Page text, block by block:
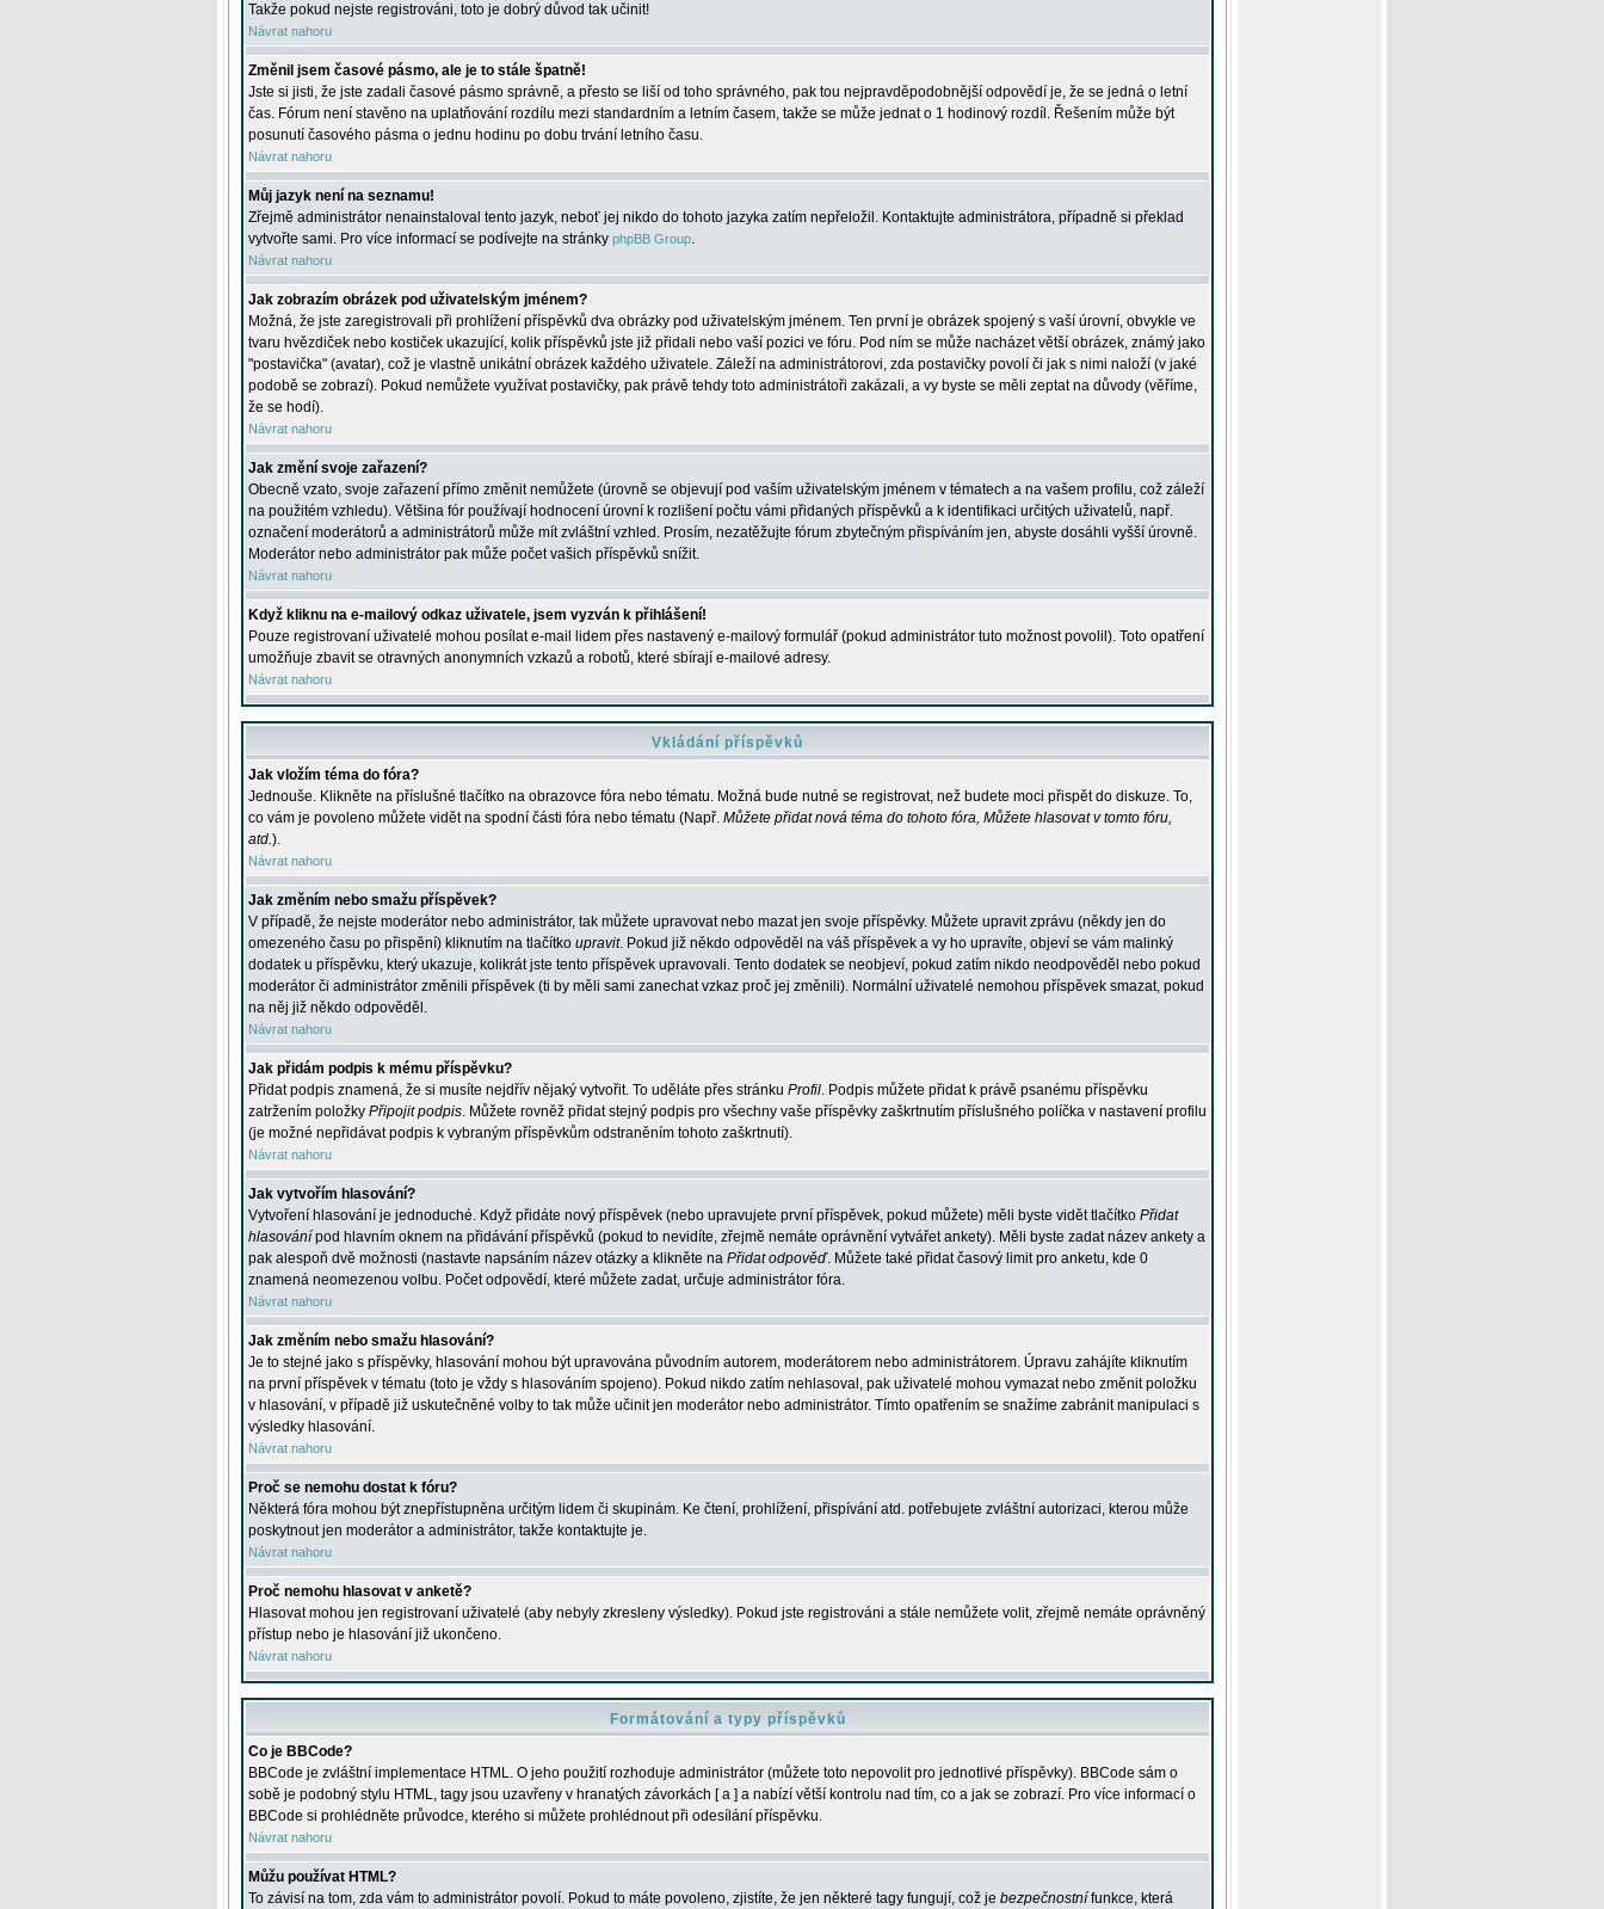
Takže pokud nejste registrováni, toto je dobrý důvod tak učinit!
Návrat nahoru
Změnil jsem časové pásmo, ale je to stále špatně!
Jste si jisti, že jste zadali časové pásmo správně, a přesto se liší od toho správného, pak tou nejpravděpodobnější odpovědí je, že se jedná o letní
čas. Fórum není stavěno na uplatňování rozdílu mezi standardním a letním časem, takže se může jednat o 1 hodinový rozdíl. Řešením může být
posunutí časového pásma o jednu hodinu po dobu trvání letního času.
Návrat nahoru
Můj jazyk není na seznamu!
Zřejmě administrátor nenainstaloval tento jazyk, neboť jej nikdo do tohoto jazyka zatím nepřeložil. Kontaktujte administrátora, případně si překlad
vytvořte sami. Pro více informací se podívejte na stránky phpBB Group.
Návrat nahoru
Jak zobrazím obrázek pod uživatelským jménem?
Možná, že jste zaregistrovali při prohlížení příspěvků dva obrázky pod uživatelským jménem. Ten první je obrázek spojený s vaší úrovní, obvykle ve
tvaru hvězdiček nebo kostiček ukazující, kolik příspěvků jste již přidali nebo vaší pozici ve fóru. Pod ním se může nacházet větší obrázek, známý jako
"postavička" (avatar), což je vlastně unikátní obrázek každého uživatele. Záleží na administrátorovi, zda postavičky povolí či jak s nimi naloží (v jaké
podobě se zobrazí). Pokud nemůžete využívat postavičky, pak právě tehdy toto administrátoři zakázali, a vy byste se měli zeptat na důvody (věříme,
že se hodí).
Návrat nahoru
Jak změní svoje zařazení?
Obecně vzato, svoje zařazení přímo změnit nemůžete (úrovně se objevují pod vaším uživatelským jménem v tématech a na vašem profilu, což záleží
na použitém vzhledu). Většina fór používají hodnocení úrovní k rozlišení počtu vámi přidaných příspěvků a k identifikaci určitých uživatelů, např.
označení moderátorů a administrátorů může mít zvláštní vzhled. Prosím, nezatěžujte fórum zbytečným přispíváním jen, abyste dosáhli vyšší úrovně.
Moderátor nebo administrátor pak může počet vašich příspěvků snížit.
Návrat nahoru
Když kliknu na e-mailový odkaz uživatele, jsem vyzván k přihlášení!
Pouze registrovaní uživatelé mohou posílat e-mail lidem přes nastavený e-mailový formulář (pokud administrátor tuto možnost povolil). Toto opatření
umožňuje zbavit se otravných anonymních vzkazů a robotů, které sbírají e-mailové adresy.
Návrat nahoru
Vkládání příspěvků
Jak vložím téma do fóra?
Jednouše. Klikněte na příslušné tlačítko na obrazovce fóra nebo tématu. Možná bude nutné se registrovat, než budete moci přispět do diskuze. To,
co vám je povoleno můžete vidět na spodní části fóra nebo tématu (Např. Můžete přidat nová téma do tohoto fóra, Můžete hlasovat v tomto fóru,
atd.).
Návrat nahoru
Jak změním nebo smažu příspěvek?
V případě, že nejste moderátor nebo administrátor, tak můžete upravovat nebo mazat jen svoje příspěvky. Můžete upravit zprávu (někdy jen do
omezeného času po přispění) kliknutím na tlačítko upravit. Pokud již někdo odpověděl na váš příspěvek a vy ho upravíte, objeví se vám malinký
dodatek u příspěvku, který ukazuje, kolikrát jste tento příspěvek upravovali. Tento dodatek se neobjeví, pokud zatím nikdo neodpověděl nebo pokud
moderátor či administrátor změnili příspěvek (ti by měli sami zanechat vzkaz proč jej změnili). Normální uživatelé nemohou příspěvek smazat, pokud
na něj již někdo odpověděl.
Návrat nahoru
Jak přidám podpis k mému příspěvku?
Přidat podpis znamená, že si musíte nejdřív nějaký vytvořit. To uděláte přes stránku Profil. Podpis můžete přidat k právě psanému příspěvku
zatržením položky Připojit podpis. Můžete rovněž přidat stejný podpis pro všechny vaše příspěvky zaškrtnutím příslušného políčka v nastavení profilu
(je možné nepřidávat podpis k vybraným příspěvkům odstraněním tohoto zaškrtnutí).
Návrat nahoru
Jak vytvořím hlasování?
Vytvoření hlasování je jednoduché. Když přidáte nový příspěvek (nebo upravujete první příspěvek, pokud můžete) měli byste vidět tlačítko Přidat
hlasování pod hlavním oknem na přidávání příspěvků (pokud to nevidíte, zřejmě nemáte oprávnění vytvářet ankety). Měli byste zadat název ankety a
pak alespoň dvě možnosti (nastavte napsáním název otázky a klikněte na Přidat odpověď. Můžete také přidat časový limit pro anketu, kde 0
znamená neomezenou volbu. Počet odpovědí, které můžete zadat, určuje administrátor fóra.
Návrat nahoru
Jak změním nebo smažu hlasování?
Je to stejné jako s příspěvky, hlasování mohou být upravována původním autorem, moderátorem nebo administrátorem. Úpravu zahájíte kliknutím
na první příspěvek v tématu (toto je vždy s hlasováním spojeno). Pokud nikdo zatím nehlasoval, pak uživatelé mohou vymazat nebo změnit položku
v hlasování, v případě již uskutečněné volby to tak může učinit jen moderátor nebo administrátor. Tímto opatřením se snažíme zabránit manipulaci s
výsledky hlasování.
Návrat nahoru
Proč se nemohu dostat k fóru?
Některá fóra mohou být znepřístupněna určitým lidem či skupinám. Ke čtení, prohlížení, přispívání atd. potřebujete zvláštní autorizaci, kterou může
poskytnout jen moderátor a administrátor, takže kontaktujte je.
Návrat nahoru
Proč nemohu hlasovat v anketě?
Hlasovat mohou jen registrovaní uživatelé (aby nebyly zkresleny výsledky). Pokud jste registrováni a stále nemůžete volit, zřejmě nemáte oprávněný
přístup nebo je hlasování již ukončeno.
Návrat nahoru
Formátování a typy příspěvků
Co je BBCode?
BBCode je zvláštní implementace HTML. O jeho použití rozhoduje administrátor (můžete toto nepovolit pro jednotlivé příspěvky). BBCode sám o
sobě je podobný stylu HTML, tagy jsou uzavřeny v hranatých závorkách [ a ] a nabízí větší kontrolu nad tím, co a jak se zobrazí. Pro více informací o
BBCode si prohlédněte průvodce, kterého si můžete prohlédnout při odesílání příspěvku.
Návrat nahoru
Můžu používat HTML?
To závisí na tom, zda vám to administrátor povolí. Pokud to máte povoleno, zjistíte, že jen některé tagy fungují, což je bezpečnostní funkce, která